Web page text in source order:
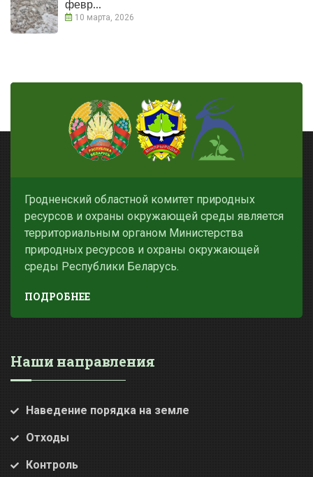
февр...
10 марта, 2026
Гродненский областной комитет природных
ресурсов и охраны окружающей среды является
территориальным органом Министерства
природных ресурсов и охраны окружающей
среды Республики Беларусь.
ПОДРОБНЕЕ
Наши направления
Наведение порядка на земле
Отходы
Контроль